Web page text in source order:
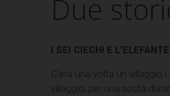
Due
I SEI CIECHI E L’ELEFANTE
C’era una volta un
villaggio, per una sosta